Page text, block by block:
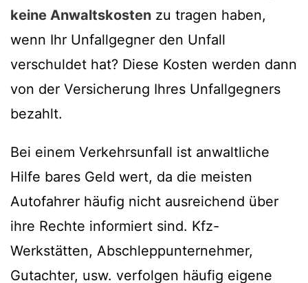
keine Anwaltskosten zu tragen haben,
wenn Ihr Unfallgegner den Unfall
verschuldet hat? Diese Kosten werden dann
von der Versicherung Ihres Unfallgegners
bezahlt.
Bei einem Verkehrsunfall ist anwaltliche
Hilfe bares Geld wert, da die meisten
Autofahrer häufig nicht ausreichend über
ihre Rechte informiert sind. Kfz-
Werkstätten, Abschleppunternehmer,
Gutachter, usw. verfolgen häufig eigene